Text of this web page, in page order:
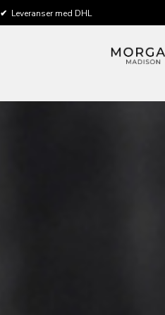
✔ Leveranser med DHL